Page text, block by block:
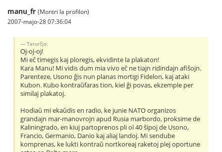
manu_fr (Montri la profilon)
2007-majo-28 07:36:04
Terurĉjo:
Oj-oj-oj!
Mi eĉ timegis kaj ploregis, ekvidinte la plakaton!
Kara Manu! Mi vidis dum mia vivo eĉ ne tiajn ridindajn afiŝojn.
Parenteze, Usono ĝis nun planas mortigi Fidelon, kaj ataki
Kubon. Kubo kontraŭfaras tion, kiel ĝi povas, ekzemple per
similaj plakatoj.
Hodiaŭ mi ekaŭdis en radio, ke junie NATO organizos
grandajn mar-manovrojn apud Rusia marbordo, proksime de
Kaliningrado, en kiuj partoprenos pli ol 40 ŝipoj de Usono,
Francio, Germanio, Danio kaj aliaj landoj. Mi sendube
komprenas, ke lukti kontraŭ nortkoreaj raketoj plej oportune